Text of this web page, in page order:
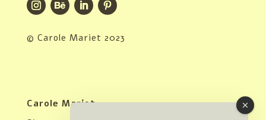
© Carole Mariet 2023
Carole Mariet